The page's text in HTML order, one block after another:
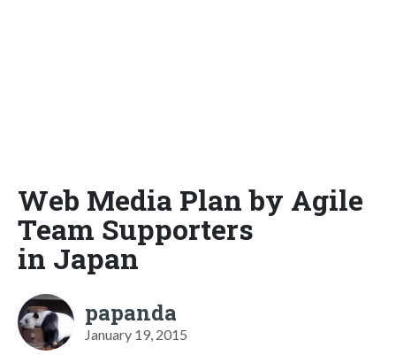
Web Media Plan by Agile
Team Supporters
in Japan
papanda
January 19, 2015